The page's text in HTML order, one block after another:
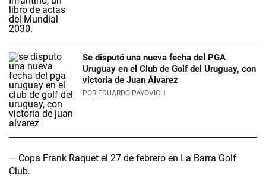
Se disputó una nueva fecha del PGA
Uruguay en el Club de Golf del Uruguay, con
victoria de Juan Álvarez
POR EDUARDO PAYOVICH
— Copa Frank Raquet el 27 de febrero en La Barra Golf
Club.